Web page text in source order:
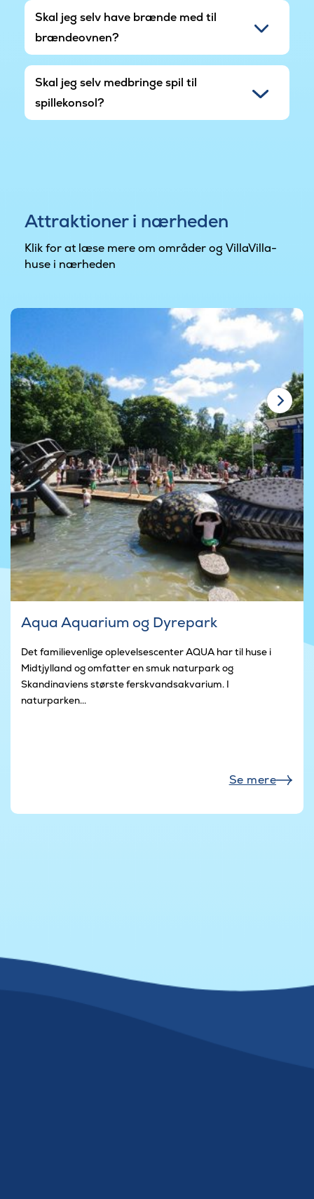
Skal jeg selv have brænde med til
brændeovnen?
Skal jeg selv medbringe spil til
spillekonsol?
Attraktioner i nærheden
Klik for at læse mere om områder og VillaVilla-
huse i nærheden
Aqua Aquarium og Dyrepark
Det familievenlige oplevelsescenter AQUA har til huse i
Midtjylland og omfatter en smuk naturpark og
Skandinaviens største ferskvandsakvarium. I
naturparken...
Se mere